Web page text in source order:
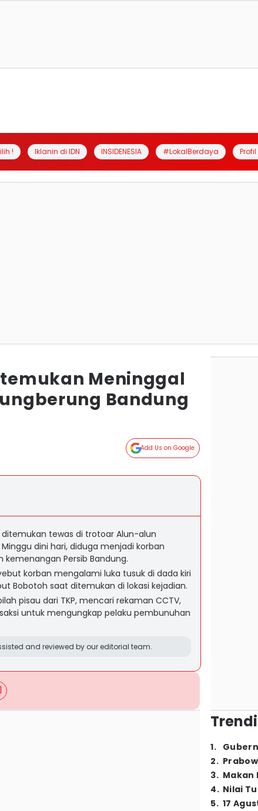
! Iklanin di IDN INSIDENESIA #LokalBerdaya
Meninggal
Bandung
Add Us on Google
ditemukan tewas di trotoar Alun-alun
dini hari, diduga menjadi korban
Persib Bandung.
korban mengalami luka tusuk di dada kiri
Bobotoh saat ditemukan di lokasi kejadian.
pisau dari TKP, mencari rekaman CCTV,
untuk mengungkap pelaku pembunuhan
and reviewed by our editorial team.
1.
2.
3. Makan
4. Nilai
5. 17